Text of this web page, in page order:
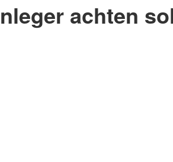
achten